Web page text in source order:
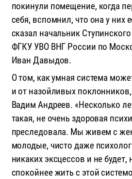
покинули помещение, когда
себя, вспомнил, что она у них
сказал начальник
ФГКУ УВО ВНГ России по
Иван Давыдов.
О том, как умная система
и от назойливых поклонников,
Вадим Андреев. «Несколько
такая, не очень здоровая
преследовала. Мы живем с
молодые, чисто даже
никаких эксцессов и не будет,
спокойнее жить с этой